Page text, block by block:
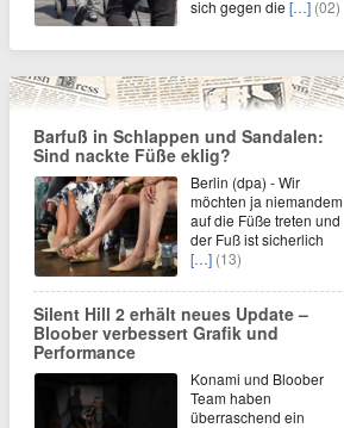
sich gegen die […] (02)
Barfuß in Schlappen und Sandalen:
Sind nackte Füße eklig?
Berlin (dpa) - Wir
möchten ja niemandem
auf die Füße treten und
der Fuß ist sicherlich
[…] (13)
Silent Hill 2 erhält neues Update –
Bloober verbessert Grafik und
Performance
Konami und Bloober
Team haben
überraschend ein